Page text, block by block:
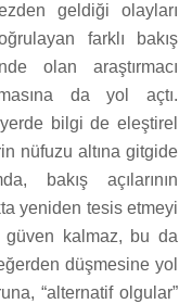
geldiği olayları
farklı bakış
olan araştırmacı
da yol açtı.
yerde bilgi de eleştirel
nüfuzu altına gitgide
bakış açılarının
yeniden tesis etmeyi
güven kalmaz, bu da
düşmesine yol
“alternatif olgular”